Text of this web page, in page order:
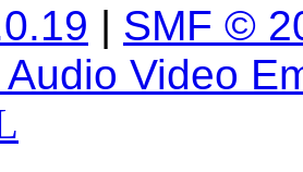
| SMF ©
Video